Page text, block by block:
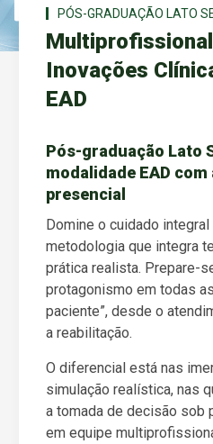
PÓS-GRADUAÇÃO LATO
Inovações
EAD
Pós-graduação Lato
modalidade EAD
presencial
Domine o cuidado
metodologia que integra
prática realista. Prepare-
protagonismo em todas
paciente”, desde o
a reabilitação.
O diferencial está nas
simulação realística, nas
a tomada de decisão sob
em equipe